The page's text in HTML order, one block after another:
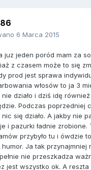
6 Marca 2015
juz jeden poród mam za
z czasem może to się
prod jest sprawa
włosów to ja 3
działo i dziś idę
Podczas poprzedniej
nic się działo. A jakby nie
i pazurki ładnie zrobione.
przybyło tu i ówdzie
Ja tak przynajmniej
nie przeszkadza
jest wszystko ok. A